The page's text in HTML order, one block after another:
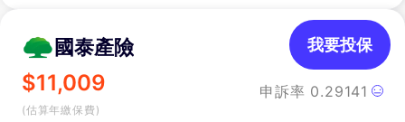
國泰產險
$11,009
(估算年繳保費)
申訴率 0.29141
我要投保